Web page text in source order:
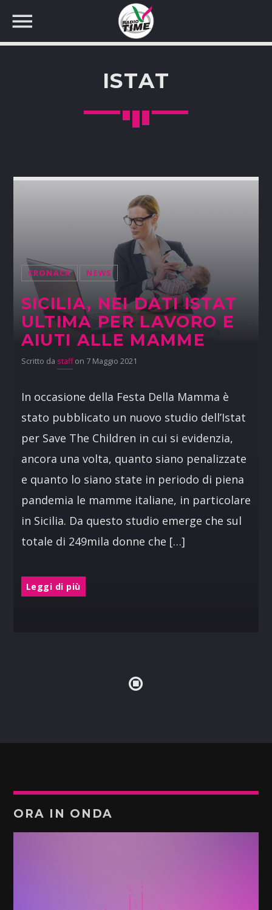
ISTAT
CRONACA NEWS
SICILIA, NEI DATI ISTAT
ULTIMA PER LAVORO E
AIUTI ALLE MAMME
Scritto da staffon 7 Maggio 2021
In occasione della Festa Della Mamma è
stato pubblicato un nuovo studio dell’Istat
per Save The Children in cui si evidenzia,
ancora una volta, quanto siano penalizzate
e quanto lo siano state in periodo di piena
pandemia le mamme italiane, in particolare
in Sicilia. Da questo studio emerge che sul
totale di 249mila donne che […]
Leggi di più
ORA IN ONDA